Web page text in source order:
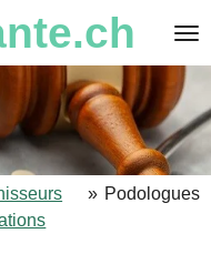
» Podologues